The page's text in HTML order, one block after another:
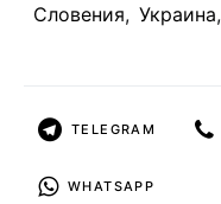
Словения, Украина,
TELEGRAM
WHATSAPP